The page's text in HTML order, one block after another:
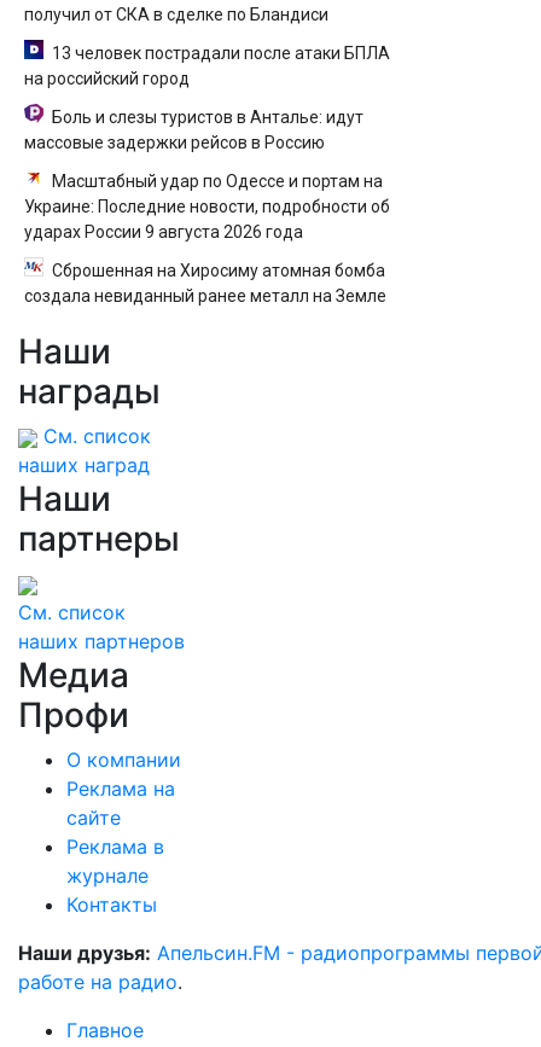
получил от СКА в сделке по Бландиси
13 человек пострадали после атаки БПЛА
на российский город
Боль и слезы туристов в Анталье: идут
массовые задержки рейсов в Россию
Масштабный удар по Одессе и портам на
Украине: Последние новости, подробности об
ударах России 9 августа 2026 года
Сброшенная на Хиросиму атомная бомба
создала невиданный ранее металл на Земле
Наши
награды
См. список
наших наград
Наши
партнеры
См. список
наших партнеров
Медиа
Профи
О компании
Реклама на
сайте
Реклама в
журнале
Контакты
Наши друзья: Апельсин.FM - радиопрограммы
работе на радио.
Главное